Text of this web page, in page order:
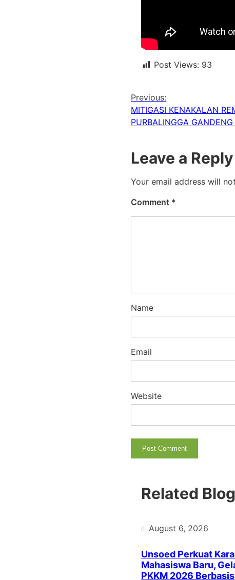
Post Views: 93
Previous:
MITIGASI KENAKALAN
PURBALINGGA
Leave a Reply
Your email address will
Comment *
Name
Email
Website
Related
August 6, 2026
Unsoed Perkuat
Mahasiswa Baru,
PKKM 2026 Berbasis